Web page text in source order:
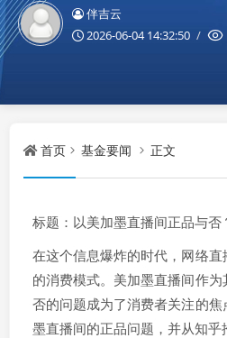
伴吉云
2026-06-04 14:32:50
首页 基金要闻 正文
标题：以美加墨直播间正品与否
在这个信息爆炸的时代，网络
的消费模式。美加墨直播间作
否的问题成为了消费者关注的
墨直播间的正品问题，并从知乎